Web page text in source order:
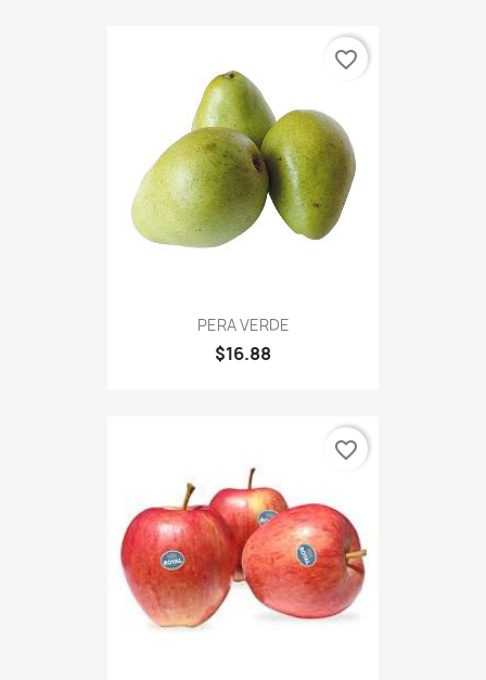
PERA VERDE
$16.88
favorite_border
favorite_border